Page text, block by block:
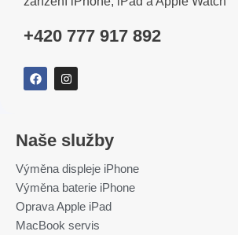
+420 777 917 892
F
a
c
o
o
I
n
s
g
r
m
Naše služby
Výměna displeje iPhone
Výměna baterie iPhone
Oprava Apple iPad
MacBook servis